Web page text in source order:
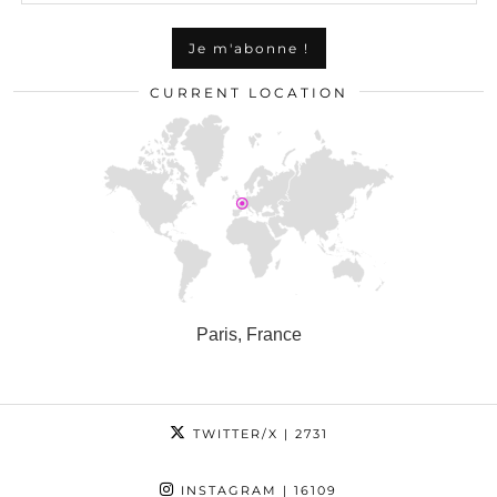
CURRENT LOCATION
Paris, France
TWITTER/X | 2731
INSTAGRAM | 16109